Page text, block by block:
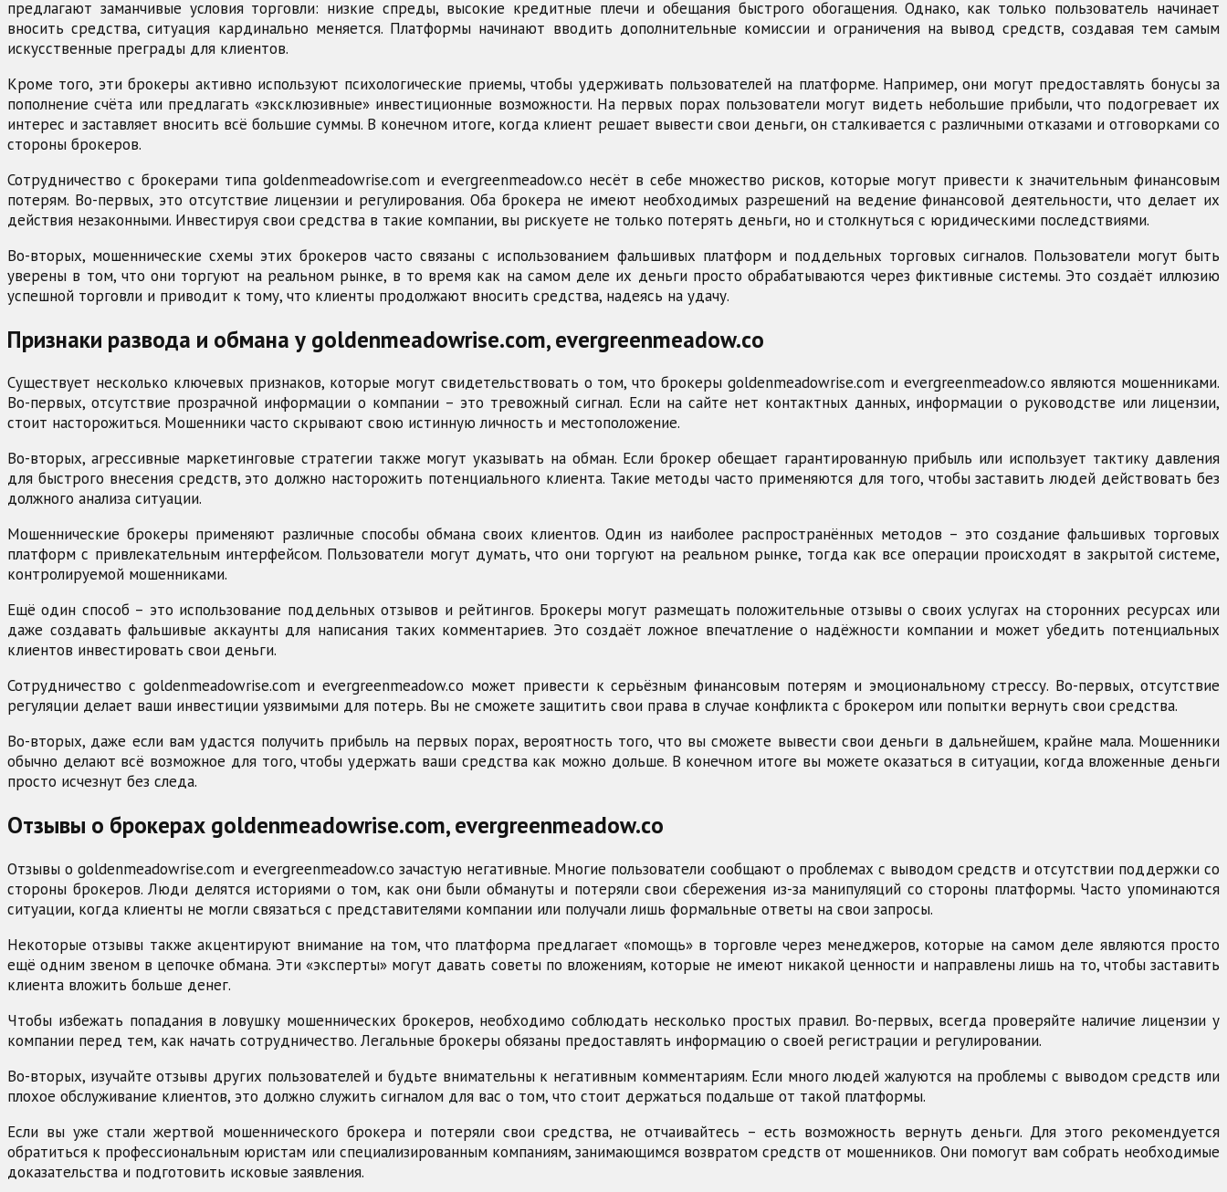
предлагают заманчивые условия торговли: низкие спреды, высокие кредитные плечи и обещания быстрого обогащения. Однако, как только пользователь начинает
вносить средства, ситуация кардинально меняется. Платформы начинают вводить дополнительные комиссии и ограничения на вывод средств, создавая тем самым
искусственные преграды для клиентов.
Кроме того, эти брокеры активно используют психологические приемы, чтобы удерживать пользователей на платформе. Например, они могут предоставлять бонусы за
пополнение счёта или предлагать «эксклюзивные» инвестиционные возможности. На первых порах пользователи могут видеть небольшие прибыли, что подогревает их
интерес и заставляет вносить всё большие суммы. В конечном итоге, когда клиент решает вывести свои деньги, он сталкивается с различными отказами и отговорками со
стороны брокеров.
Сотрудничество с брокерами типа goldenmeadowrise.com и evergreenmeadow.co несёт в себе множество рисков, которые могут привести к значительным финансовым
потерям. Во-первых, это отсутствие лицензии и регулирования. Оба брокера не имеют необходимых разрешений на ведение финансовой деятельности, что делает их
действия незаконными. Инвестируя свои средства в такие компании, вы рискуете не только потерять деньги, но и столкнуться с юридическими последствиями.
Во-вторых, мошеннические схемы этих брокеров часто связаны с использованием фальшивых платформ и поддельных торговых сигналов. Пользователи могут быть
уверены в том, что они торгуют на реальном рынке, в то время как на самом деле их деньги просто обрабатываются через фиктивные системы. Это создаёт иллюзию
успешной торговли и приводит к тому, что клиенты продолжают вносить средства, надеясь на удачу.
Признаки развода и обмана у goldenmeadowrise.com, evergreenmeadow.co
Существует несколько ключевых признаков, которые могут свидетельствовать о том, что брокеры goldenmeadowrise.com и evergreenmeadow.co являются мошенниками.
Во-первых, отсутствие прозрачной информации о компании – это тревожный сигнал. Если на сайте нет контактных данных, информации о руководстве или лицензии,
стоит насторожиться. Мошенники часто скрывают свою истинную личность и местоположение.
Во-вторых, агрессивные маркетинговые стратегии также могут указывать на обман. Если брокер обещает гарантированную прибыль или использует тактику давления
для быстрого внесения средств, это должно насторожить потенциального клиента. Такие методы часто применяются для того, чтобы заставить людей действовать без
должного анализа ситуации.
Мошеннические брокеры применяют различные способы обмана своих клиентов. Один из наиболее распространённых методов – это создание фальшивых торговых
платформ с привлекательным интерфейсом. Пользователи могут думать, что они торгуют на реальном рынке, тогда как все операции происходят в закрытой системе,
контролируемой мошенниками.
Ещё один способ – это использование поддельных отзывов и рейтингов. Брокеры могут размещать положительные отзывы о своих услугах на сторонних ресурсах или
даже создавать фальшивые аккаунты для написания таких комментариев. Это создаёт ложное впечатление о надёжности компании и может убедить потенциальных
клиентов инвестировать свои деньги.
Сотрудничество с goldenmeadowrise.com и evergreenmeadow.co может привести к серьёзным финансовым потерям и эмоциональному стрессу. Во-первых, отсутствие
регуляции делает ваши инвестиции уязвимыми для потерь. Вы не сможете защитить свои права в случае конфликта с брокером или попытки вернуть свои средства.
Во-вторых, даже если вам удастся получить прибыль на первых порах, вероятность того, что вы сможете вывести свои деньги в дальнейшем, крайне мала. Мошенники
обычно делают всё возможное для того, чтобы удержать ваши средства как можно дольше. В конечном итоге вы можете оказаться в ситуации, когда вложенные деньги
просто исчезнут без следа.
Отзывы о брокерах goldenmeadowrise.com, evergreenmeadow.co
Отзывы о goldenmeadowrise.com и evergreenmeadow.co зачастую негативные. Многие пользователи сообщают о проблемах с выводом средств и отсутствии поддержки со
стороны брокеров. Люди делятся историями о том, как они были обмануты и потеряли свои сбережения из-за манипуляций со стороны платформы. Часто упоминаются
ситуации, когда клиенты не могли связаться с представителями компании или получали лишь формальные ответы на свои запросы.
Некоторые отзывы также акцентируют внимание на том, что платформа предлагает «помощь» в торговле через менеджеров, которые на самом деле являются просто
ещё одним звеном в цепочке обмана. Эти «эксперты» могут давать советы по вложениям, которые не имеют никакой ценности и направлены лишь на то, чтобы заставить
клиента вложить больше денег.
Чтобы избежать попадания в ловушку мошеннических брокеров, необходимо соблюдать несколько простых правил. Во-первых, всегда проверяйте наличие лицензии у
компании перед тем, как начать сотрудничество. Легальные брокеры обязаны предоставлять информацию о своей регистрации и регулировании.
Во-вторых, изучайте отзывы других пользователей и будьте внимательны к негативным комментариям. Если много людей жалуются на проблемы с выводом средств или
плохое обслуживание клиентов, это должно служить сигналом для вас о том, что стоит держаться подальше от такой платформы.
Если вы уже стали жертвой мошеннического брокера и потеряли свои средства, не отчаивайтесь – есть возможность вернуть деньги. Для этого рекомендуется
обратиться к профессиональным юристам или специализированным компаниям, занимающимся возвратом средств от мошенников. Они помогут вам собрать необходимые
доказательства и подготовить исковые заявления.